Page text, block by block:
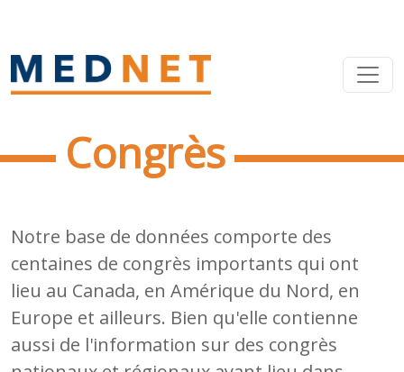
Congrès
Notre base de données comporte des
centaines de congrès importants qui ont
lieu au Canada, en Amérique du Nord, en
Europe et ailleurs. Bien qu'elle contienne
aussi de l'information sur des congrès